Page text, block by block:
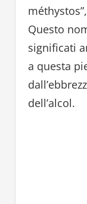
Questo
significati
a questa
dell’alcol.